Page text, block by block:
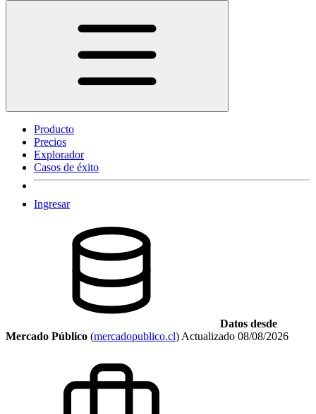
Producto
Precios
Explorador
Casos de éxito
Ingresar
Datos desde
Mercado Público (mercadopublico.cl) Actualizado 08/08/2026